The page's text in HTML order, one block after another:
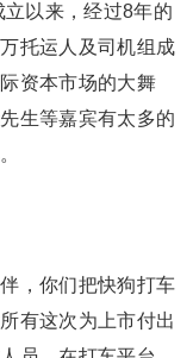
以来，经过8年的
托运人及司机组成
资本市场的大舞
生等嘉宾有太多的
，你们把快狗打车
有这次为上市付出